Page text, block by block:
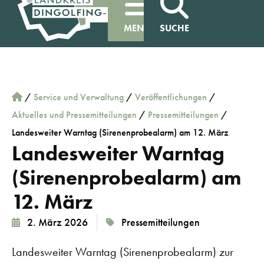
MENÜ SUCHE
/ Service und Verwaltung / Veröffentlichungen /
Aktuelles und Pressemitteilungen / Pressemitteilungen /
Landesweiter Warntag (Sirenenprobealarm) am 12. März
Landesweiter Warntag
(Sirenenprobealarm) am
12. März
2. März 2026 Pressemitteilungen
Landesweiter Warntag (Sirenenprobealarm) zur